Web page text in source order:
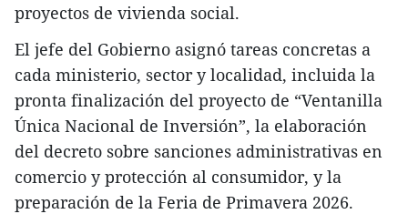
proyectos de vivienda social.
El jefe del Gobierno asignó tareas concretas a
cada ministerio, sector y localidad, incluida la
pronta finalización del proyecto de “Ventanilla
Única Nacional de Inversión”, la elaboración
del decreto sobre sanciones administrativas en
comercio y protección al consumidor, y la
preparación de la Feria de Primavera 2026.